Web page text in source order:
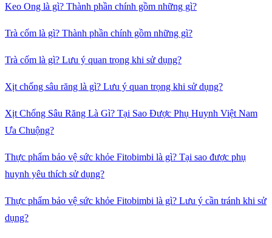
Keo Ong là gì? Thành phần chính gồm những gì?
Trà cốm là gì? Thành phần chính gồm những gì?
Trà cốm là gì? Lưu ý quan trọng khi sử dụng?
Xịt chống sâu răng là gì? Lưu ý quan trọng khi sử dụng?
Xịt Chống Sâu Răng Là Gì? Tại Sao Được Phụ Huynh Việt Nam
Ưa Chuộng?
Thực phẩm bảo vệ sức khỏe Fitobimbi là gì? Tại sao được phụ
huynh yêu thích sử dụng?
Thực phẩm bảo vệ sức khỏe Fitobimbi là gì? Lưu ý cần tránh khi sử
dụng?